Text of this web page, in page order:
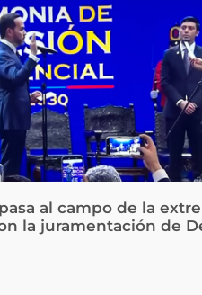
al campo de la
la juramentación de